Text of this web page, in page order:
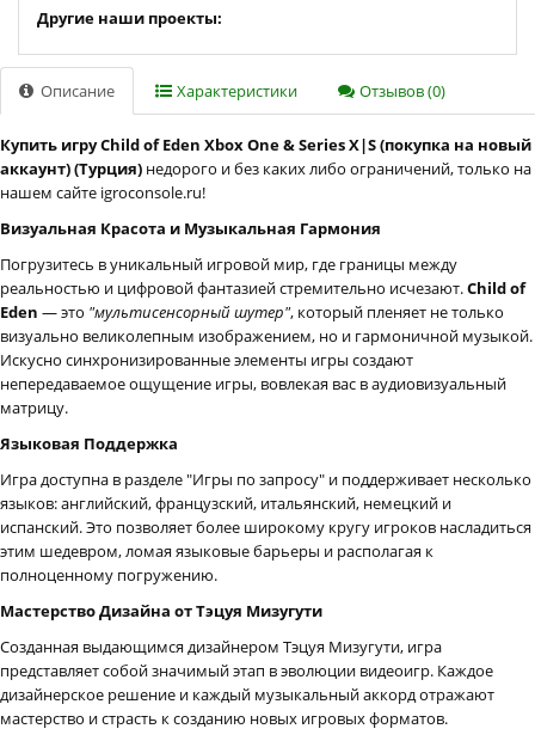
Другие наши проекты:
Описание Характеристики Отзывов (0)
Купить игру Child of Eden Xbox One & Series X|S (покупка на новый
аккаунт) (Турция) недорого и без каких либо ограничений, только на
нашем сайте igroconsole.ru!
Визуальная Красота и Музыкальная Гармония
Погрузитесь в уникальный игровой мир, где границы между
реальностью и цифровой фантазией стремительно исчезают.Child of
Eden — это "мультисенсорный шутер", который пленяет не только
визуально великолепным изображением, но и гармоничной музыкой.
Искусно синхронизированные элементы игры создают
непередаваемое ощущение игры, вовлекая вас в аудиовизуальный
матрицу.
Языковая Поддержка
Игра доступна в разделе "Игры по запросу" и поддерживает несколько
языков: английский, французский, итальянский, немецкий и
испанский. Это позволяет более широкому кругу игроков насладиться
этим шедевром, ломая языковые барьеры и располагая к
полноценному погружению.
Мастерство Дизайна от Тэцуя Мизугути
Созданная выдающимся дизайнером Тэцуя Мизугути, игра
представляет собой значимый этап в эволюции видеоигр. Каждое
дизайнерское решение и каждый музыкальный аккорд отражают
мастерство и страсть к созданию новых игровых форматов.